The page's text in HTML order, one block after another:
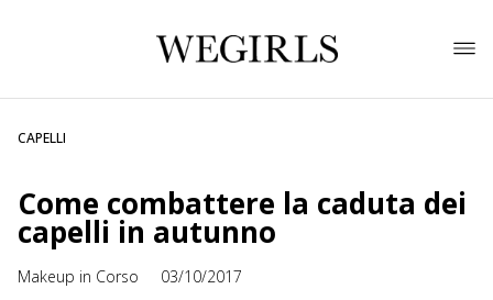
CAPELLI
Come combattere la caduta dei
capelli in autunno
Makeup in Corso 03/10/2017